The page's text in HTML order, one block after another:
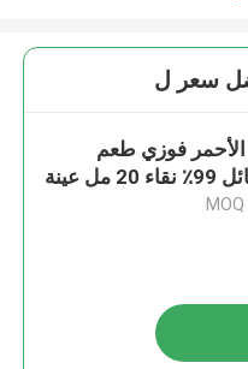
سعر ل
الأحمر فوزي طعم
عينة